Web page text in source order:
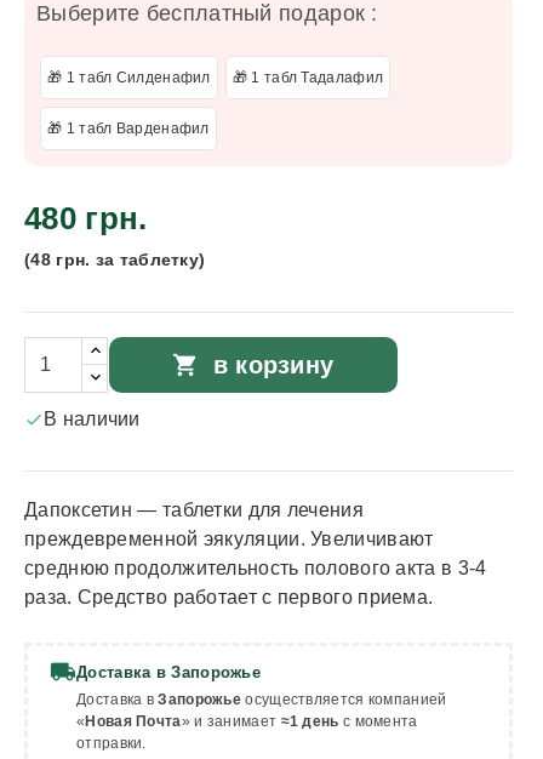
Выберите бесплатный подарок :
🎁 1 табл Силденафил 🎁 1 табл Тадалафил
🎁 1 табл Варденафил
480 грн.
(48 грн. за таблетку)
shopping_cart в корзину
 В наличии
Дапоксетин — таблетки для лечения
преждевременной эякуляции. Увеличивают
среднюю продолжительность полового акта в 3-4
раза. Средство работает с первого приема.
local_shippingДоставка в Запорожье
Доставка вЗапорожье осуществляется компанией
« Новая Почта» и занимает ≈1 день с момента
отправки.